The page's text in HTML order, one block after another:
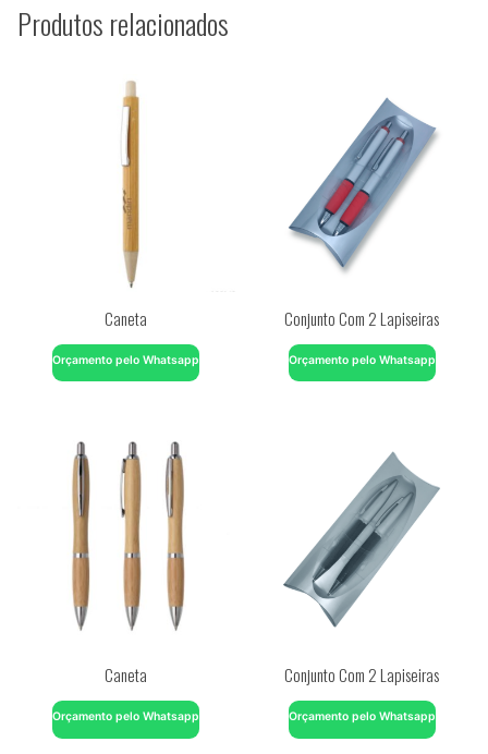
Produtos relacionados
Caneta
Orçamento pelo Whatsapp
Conjunto Com 2 Lapiseiras
Orçamento pelo Whatsapp
Caneta
Orçamento pelo Whatsapp
Conjunto Com 2 Lapiseiras
Orçamento pelo Whatsapp